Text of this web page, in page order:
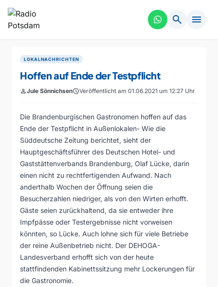
search menu
LOKALNACHRICHTEN
Hoffen auf Ende der Testpflicht
personJule SönnichsenscheduleVeröffentlicht am 01.06.2021 um 12:27 Uhr
Die Brandenburgischen Gastronomen hoffen auf das
Ende der Testpflicht in Außenlokalen- Wie die
Süddeutsche Zeitung berichtet, sieht der
Hauptgeschäftsführer des Deutschen Hotel- und
Gaststättenverbands Brandenburg, Olaf Lücke, darin
einen nicht zu rechtfertigenden Aufwand. Nach
anderthalb Wochen der Öffnung seien die
Besucherzahlen niedriger, als von den Wirten erhofft.
Gäste seien zurückhaltend, da sie entweder ihre
Impfpässe oder Testergebnisse nicht vorweisen
könnten, so Lücke. Auch lohne sich für viele Betriebe
der reine Außenbetrieb nicht. Der DEHOGA-
Landesverband erhofft sich von der heute
stattfindenden Kabinettssitzung mehr Lockerungen für
die Gastronomie.